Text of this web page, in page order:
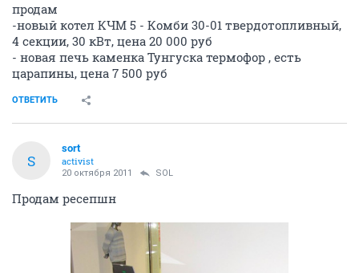
продам
-новый котел КЧМ 5 - Комби 30-01 твердотопливный,
4 секции, 30 кВт, цена 20 000 руб
- новая печь каменка Тунгуска термофор , есть
царапины, цена 7 500 руб
ОТВЕТИТЬ
S
sort
activist
20 октября 2011 SOL
Продам ресепшн